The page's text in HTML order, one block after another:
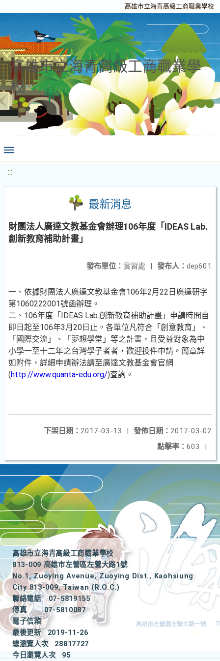
高雄市立海青高級工商職業學校
高雄市立海青高級工商職業學
校
:::
最新消息
財團法人廣達文教基金會辦理106年度「IDEAS Lab.
創新教育補助計畫」
發布人： dep601
發布單位： 實習處 |
一、依據財團法人廣達文教基金會106年2月22日廣達研字
第1060222001號函辦理。
二、106年度「IDEAS Lab.創新教育補助計畫」申請時間自
即日起至106年3月20日止。各單位凡符合「創意教育」、
「國際交流」、「夢想學堂」等之計畫，且受益對象為中
小學一至十二年之台灣學子者者，歡迎投件申請。簡章詳
如附件，詳細申請辦法請至廣達文教基金會官網
(http://www.quanta-edu.org/)查詢。
發佈日期： 2017-03-02
下架日期： 2017-03-13
|
點擊率： 603 |
高雄市立海青高級工商職業學校
813-009 高雄市左營區左營大路1號
No.1, Zuoying Avenue, Zuoying Dist., Kaohsiung
City 813-009, Taiwan (R.O.C.)
聯絡電話
07-5819155
|
傳真
07-5810087
電子信箱
最後更新
2019-11-26
總瀏覽人次
28817727
今日瀏覽人次
95